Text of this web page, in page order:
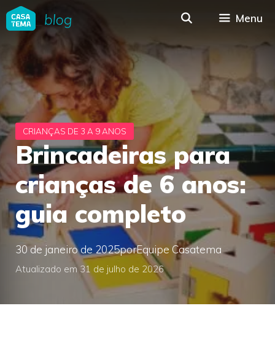
Pular
para
conteúdo
Menu
Brincadeiras para
crianças de 6 anos:
guia completo
30 de janeiro de 2025porEquipe Casatema
Atualizado em 31 de julho de 2026